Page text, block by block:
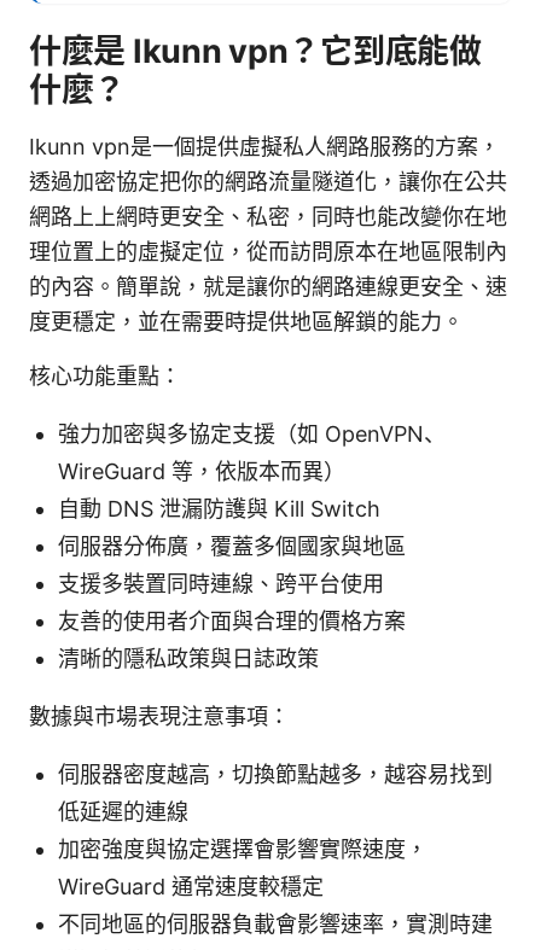
什麼是 Ikunn vpn？它到底能做
什麼？
Ikunn vpn是一個提供虛擬私人網路服務的方案，
透過加密協定把你的網路流量隧道化，讓你在公共
網路上上網時更安全、私密，同時也能改變你在地
理位置上的虛擬定位，從而訪問原本在地區限制內
的內容。簡單說，就是讓你的網路連線更安全、速
度更穩定，並在需要時提供地區解鎖的能力。
核心功能重點：
強力加密與多協定支援（如 OpenVPN、
WireGuard 等，依版本而異）
自動 DNS 泄漏防護與 Kill Switch
伺服器分佈廣，覆蓋多個國家與地區
支援多裝置同時連線、跨平台使用
友善的使用者介面與合理的價格方案
清晰的隱私政策與日誌政策
數據與市場表現注意事項：
伺服器密度越高，切換節點越多，越容易找到
低延遲的連線
加密強度與協定選擇會影響實際速度，
WireGuard 通常速度較穩定
不同地區的伺服器負載會影響速率，實測時建